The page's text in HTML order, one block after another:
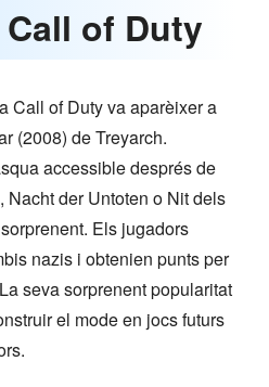
of Duty
Call of Duty va aparèixer a
(2008) de Treyarch.
accessible després de
Nacht der Untoten o Nit dels
Els jugadors
nazis i obtenien punts per
seva sorprenent popularitat
el mode en jocs futurs